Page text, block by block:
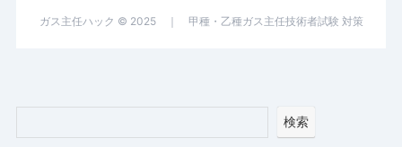
ガス主任ハック © 2025 ｜ 甲種・乙種ガス主任技術者試験 対策
検索